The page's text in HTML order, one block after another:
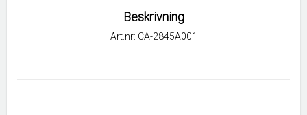
Beskrivning
Art.nr: CA-2845A001